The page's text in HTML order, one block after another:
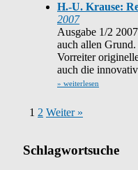
H.-U. Krause:
2007
Ausgabe 1/2
auch allen
Vorreiter
auch die
» weiterlesen
1 2 Weiter »
Schlagwortsuche